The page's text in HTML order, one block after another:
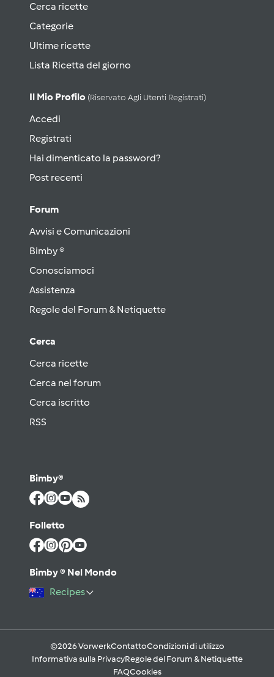
Cerca ricette
Categorie
Ultime ricette
Lista Ricetta del giorno
Il Mio Profilo (riservato Agli Utenti Registrati)
Accedi
Registrati
Hai dimenticato la password?
Post recenti
Forum
Avvisi e Comunicazioni
Bimby ®
Conosciamoci
Assistenza
Regole del Forum & Netiquette
Cerca
Cerca ricette
Cerca nel forum
Cerca iscritto
RSS
Bimby®
Folletto
Bimby ® Nel Mondo
Recipes
©2026 VorwerkContattoCondizioni di utilizzo
Informativa sulla PrivacyRegole del Forum & Netiquette
FAQCookies